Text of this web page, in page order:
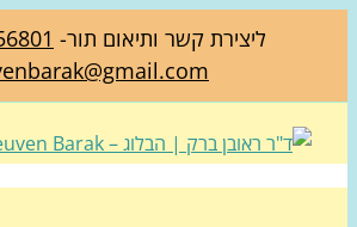
ליצירת קשר ותיאום תור-03-5256801
ruvenbarak@gmail.com